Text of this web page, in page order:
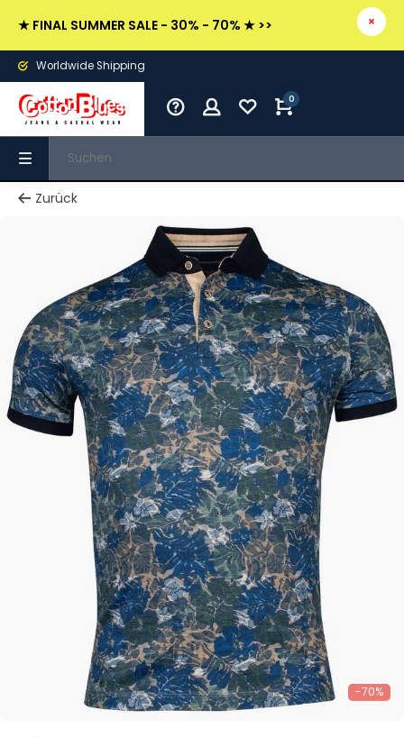
★ FINAL SUMMER SALE - 30% - 70% ★ >>
Worldwide Shipping
0
Zurück
-70%